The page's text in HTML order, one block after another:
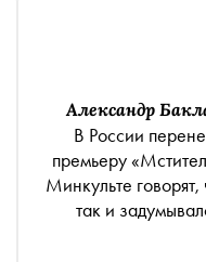
Александр
В России
премьеру
Минкульте говорят,
так и